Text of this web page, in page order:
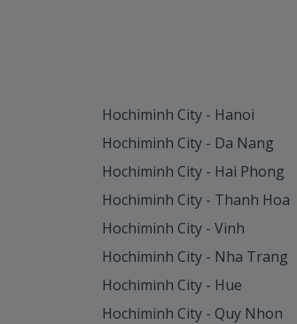
Hochiminh City - Hanoi
Hochiminh City - Da Nang
Hochiminh City - Hai Phong
Hochiminh City - Thanh Hoa
Hochiminh City - Vinh
Hochiminh City - Nha Trang
Hochiminh City - Hue
Hochiminh City - Quy Nhon